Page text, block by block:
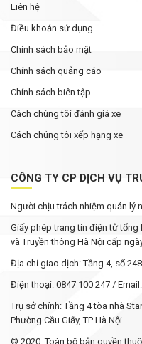
Liên hệ
Điều khoản sử dụng
Chính sách bảo mật
Chính sách quảng cáo
Chính sách biên tập
Cách chúng tôi đánh giá xe
Cách chúng tôi xếp hạng xe
CÔNG TY CP DỊCH VỤ
Người chịu trách nhiệm quản lý
Giấy phép trang tin điện tử tổng
và Truyền thông Hà Nội cấp
Địa chỉ giao dịch: Tầng 4, số
Điện thoại: 0847 100 247 /
Trụ sở chính: Tầng 4 tòa nhà
Phường Cầu Giấy, TP Hà Nội
© 2020. Toàn bộ bản quyền